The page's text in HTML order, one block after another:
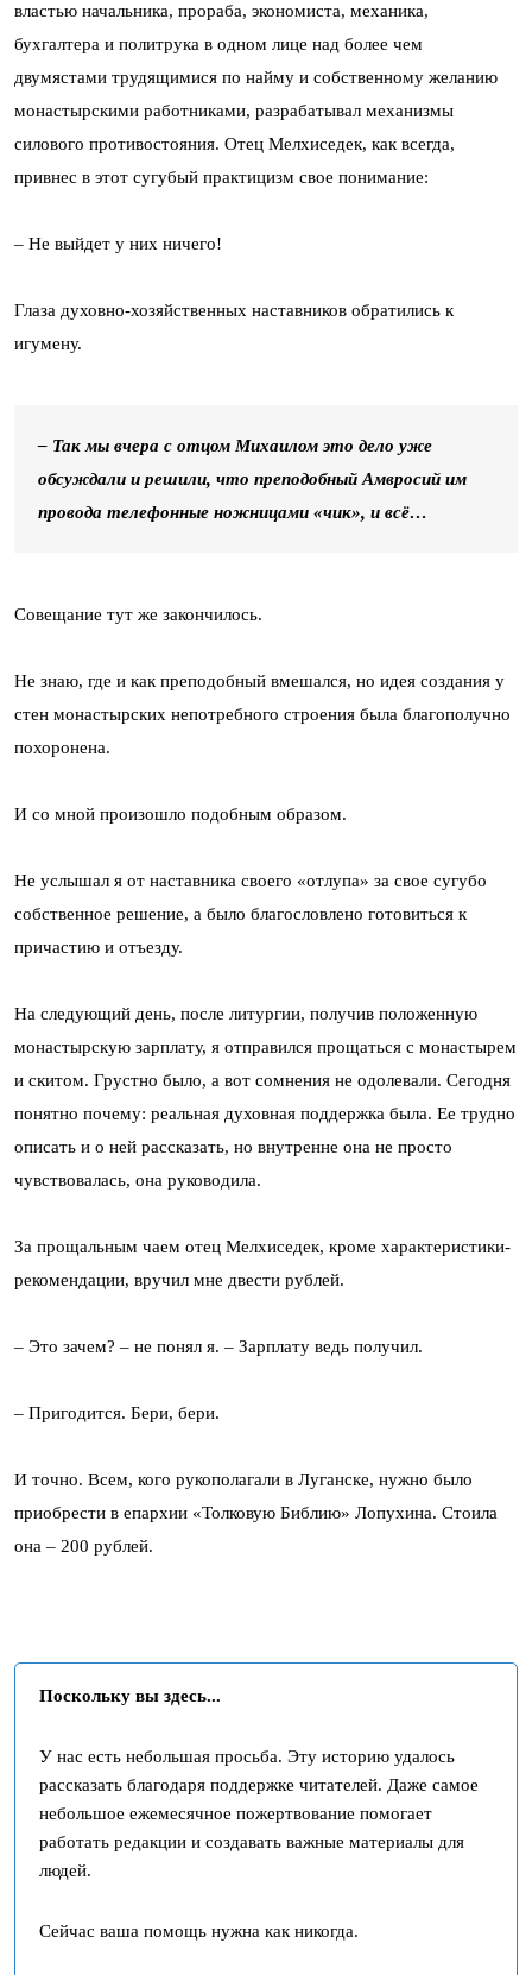
властью начальника, прораба, экономиста, механика,
бухгалтера и политрука в одном лице над более чем
двумястами трудящимися по найму и собственному желанию
монастырскими работниками, разрабатывал механизмы
силового противостояния. Отец Мелхиседек, как всегда,
привнес в этот сугубый практицизм свое понимание:
– Не выйдет у них ничего!
Глаза духовно-хозяйственных наставников обратились к
игумену.
– Так мы вчера с отцом Михаилом это дело уже
обсуждали и решили, что преподобный Амвросий им
провода телефонные ножницами «чик», и всё…
Совещание тут же закончилось.
Не знаю, где и как преподобный вмешался, но идея создания у
стен монастырских непотребного строения была благополучно
похоронена.
И со мной произошло подобным образом.
Не услышал я от наставника своего «отлупа» за свое сугубо
собственное решение, а было благословлено готовиться к
причастию и отъезду.
На следующий день, после литургии, получив положенную
монастырскую зарплату, я отправился прощаться с монастырем
и скитом. Грустно было, а вот сомнения не одолевали. Сегодня
понятно почему: реальная духовная поддержка была. Ее трудно
описать и о ней рассказать, но внутренне она не просто
чувствовалась, она руководила.
За прощальным чаем отец Мелхиседек, кроме характеристики-
рекомендации, вручил мне двести рублей.
– Это зачем? – не понял я. – Зарплату ведь получил.
– Пригодится. Бери, бери.
И точно. Всем, кого рукополагали в Луганске, нужно было
приобрести в епархии «Толковую Библию» Лопухина. Стоила
она – 200 рублей.
Поскольку вы здесь...
У нас есть небольшая просьба. Эту историю удалось
рассказать благодаря поддержке читателей. Даже самое
небольшое ежемесячное пожертвование помогает
работать редакции и создавать важные материалы для
людей.
Сейчас ваша помощь нужна как никогда.